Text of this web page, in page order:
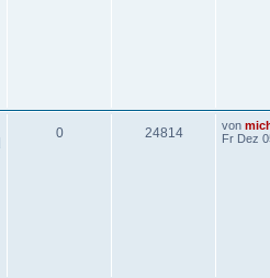
0 24814 von
Fr Dez